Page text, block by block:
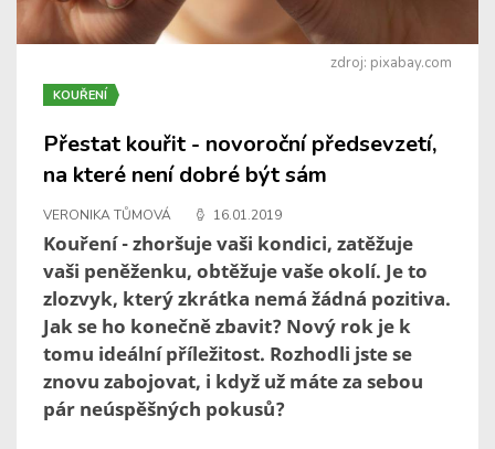
zdroj: pixabay.com
KOUŘENÍ
Přestat kouřit - novoroční předsevzetí,
na které není dobré být sám
VERONIKA TŮMOVÁ 16.01.2019
Kouření - zhoršuje vaši kondici, zatěžuje
vaši peněženku, obtěžuje vaše okolí. Je to
zlozvyk, který zkrátka nemá žádná pozitiva.
Jak se ho konečně zbavit? Nový rok je k
tomu ideální příležitost. Rozhodli jste se
znovu zabojovat, i když už máte za sebou
pár neúspěšných pokusů?